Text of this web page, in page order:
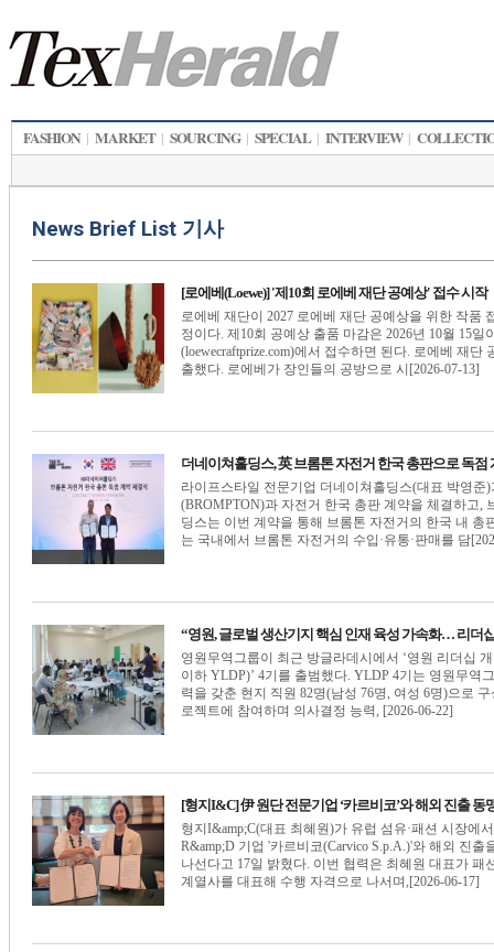
FASHION | MARKET | SOURCING | SPECIAL | INTERVIEW |
News Brief List 기사
[로에베(Loewe)] '제10회 로에베 재단 공예상' 접수 시작
로에베 재단이 2027 로에베 재단 공예상을 위한 작품
정이다. 제10회 공예상 출품 마감은 2026년 10월 15
(loewecraftprize.com)에서 접수하면 된다. 로에베 재
출했다. 로에베가 장인들의 공방으로 시[2026-07-13]
더네이쳐홀딩스, 英 브롬톤 자전거 한국 총판으로 독점
라이프스타일 전문기업 더네이쳐홀딩스(대표 박영
(BROMPTON)과 자전거 한국 총판 계약을 체결하고,
딩스는 이번 계약을 통해 브롬톤 자전거의 한국 내
는 국내에서 브롬톤 자전거의 수입·유통·판매를 담
“영원, 글로벌 생산기지 핵심 인재 육성 가속화… 리더
영원무역그룹이 최근 방글라데시에서 ‘영원 리더십 개
이하 YLDP)’ 4기를 출범했다. YLDP 4기는 영원무역
력을 갖춘 현지 직원 82명(남성 76명, 여성 6명)으로
로젝트에 참여하며 의사결정 능력, [2026-06-22]
[형지I&C] 伊 원단 전문기업 ‘카르비코’와 해외 진출 동
형지I&amp;C(대표 최혜원)가 유럽 섬유·패션 시장에
R&amp;D 기업 '카르비코(Carvico S.p.A.)'와 해외 진
나선다고 17일 밝혔다. 이번 협력은 최혜원 대표가
계열사를 대표해 수행 자격으로 나서며,[2026-06-17]